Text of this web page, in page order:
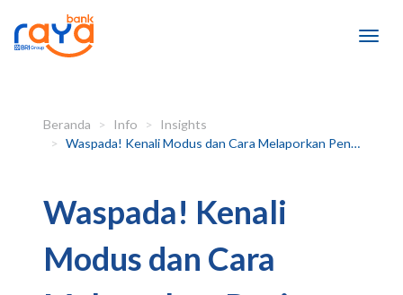
Beranda Info
Insights
Waspada! Kenali Modus dan Cara Melaporkan Penipuan Online
Waspada! Kenali
Modus dan Cara